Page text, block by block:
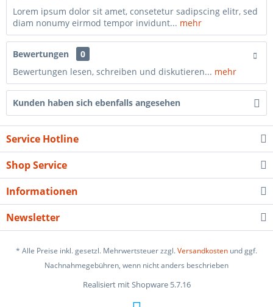
Lorem ipsum dolor sit amet, consetetur sadipscing elitr, sed
diam nonumy eirmod tempor invidunt... mehr
Bewertungen
0
Bewertungen lesen, schreiben und diskutieren... mehr
Kunden haben sich ebenfalls angesehen
Service Hotline
Shop Service
Informationen
Newsletter
* Alle Preise inkl. gesetzl. Mehrwertsteuer zzgl.Versandkosten und ggf.
Nachnahmegebühren, wenn nicht anders beschrieben
Realisiert mit Shopware 5.7.16